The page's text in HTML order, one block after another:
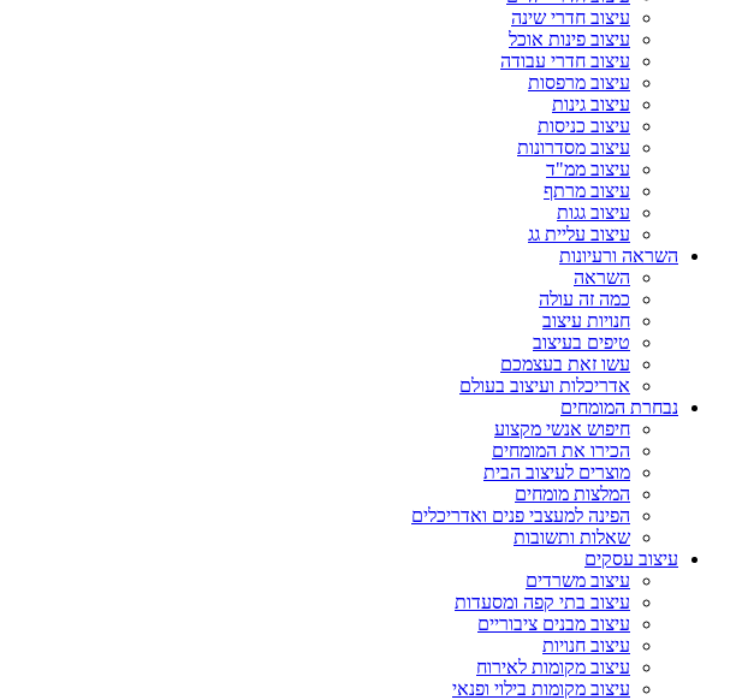
עיצוב חדרי שינה
עיצוב פינות אוכל
עיצוב חדרי עבודה
עיצוב מרפסות
עיצוב גינות
עיצוב כניסות
עיצוב מסדרונות
עיצוב ממ"ד
עיצוב מרתף
עיצוב גגות
עיצוב עליית גג
השראה ורעיונות
השראה
כמה זה עולה
חנויות עיצוב
טיפים בעיצוב
עשו זאת בעצמכם
אדריכלות ועיצוב בעולם
נבחרת המומחים
חיפוש אנשי מקצוע
הכירו את המומחים
מוצרים לעיצוב הבית
המלצות מומחים
הפינה למעצבי פנים ואדריכלים
שאלות ותשובות
עיצוב עסקים
עיצוב משרדים
עיצוב בתי קפה ומסעדות
עיצוב מבנים ציבוריים
עיצוב חנויות
עיצוב מקומות לאירוח
עיצוב מקומות בילוי ופנאי